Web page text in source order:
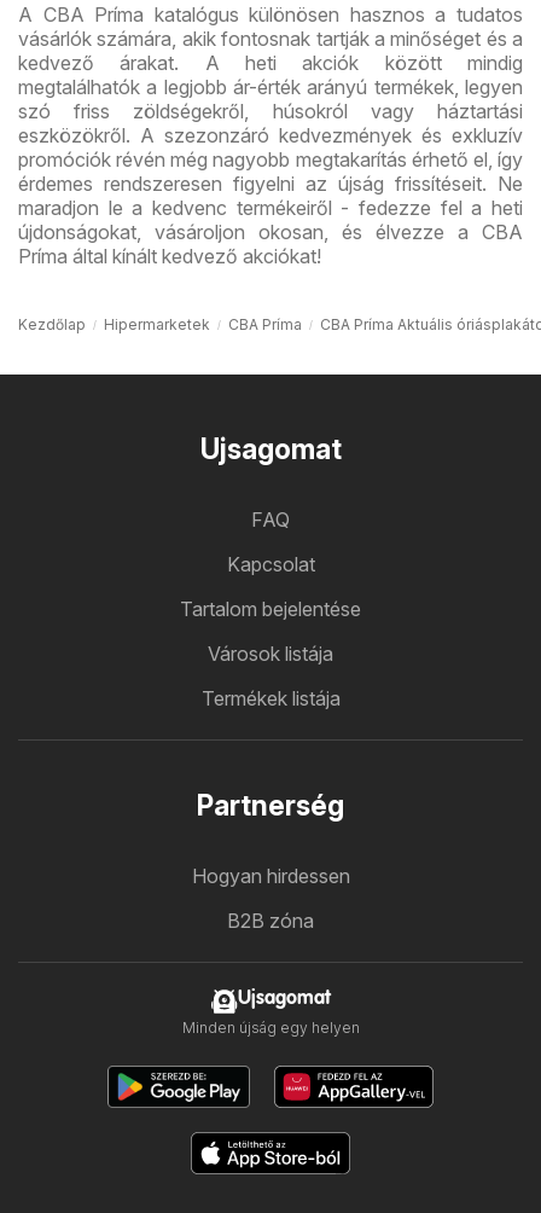
A CBA Príma katalógus különösen hasznos a tudatos
vásárlók számára, akik fontosnak tartják a minőséget és a
kedvező árakat. A heti akciók között mindig
megtalálhatók a legjobb ár-érték arányú termékek, legyen
szó friss zöldségekről, húsokról vagy háztartási
eszközökről. A szezonzáró kedvezmények és exkluzív
promóciók révén még nagyobb megtakarítás érhető el, így
érdemes rendszeresen figyelni az újság frissítéseit. Ne
maradjon le a kedvenc termékeiről - fedezze fel a heti
újdonságokat, vásároljon okosan, és élvezze a CBA
Príma által kínált kedvező akciókat!
Kezdőlap Hipermarketek CBA Príma CBA Príma Aktuális
Ujsagomat
FAQ
Kapcsolat
Tartalom bejelentése
Városok listája
Termékek listája
Partnerség
Hogyan hirdessen
B2B zóna
Ujsagomat
Minden újság egy helyen